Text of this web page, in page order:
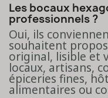
Les bocaux
professionnels ?
Oui, ils
souhaitent
original, lisible et
locaux, artisans,
épiceries fines,
alimentaires ou